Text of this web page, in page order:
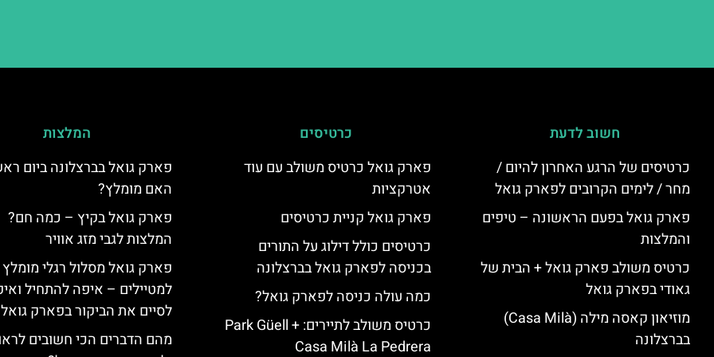
חשוב לדעת
כרטיסים של הרגע האחרון להיום /
מחר / לימים הקרובים לפארק גואל
פארק גואל בפעם הראשונה – טיפים
והמלצות
כרטיס משולב פארק גואל + הבית של
גאודי בפארק גואל
מוזיאון קאסה מילה (Casa Milà)
בברצלונה
כרטיסים
פארק גואל כרטיס משולב עם עוד
אטרקציות
פארק גואל קניית כרטיסים
כרטיסים כולל דילוג על התורים
בכניסה לפארק גואל בברצלונה
כמה עולה כניסה לפארק גואל?
כרטיס משולב לתיירים: Park Güell +
Casa Milà La Pedrera
המלצות
פארק גואל בברצלונה ביום
האם מומלץ?
פארק גואל בקיץ – כמה חם?
המלצות לגבי מזג אוויר
פארק גואל מסלול רגלי מומלץ
למטיילים – איפה להתחיל
לסיים את הביקור בפארק גואל
מהם הדברים הכי חשובים